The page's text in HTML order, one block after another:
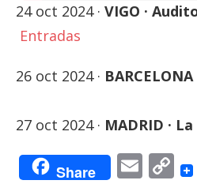
24 oct 2024 · VIGO ·
Entradas
26 oct 2024 ·
27 oct 2024 · MADRID ·
Share Email